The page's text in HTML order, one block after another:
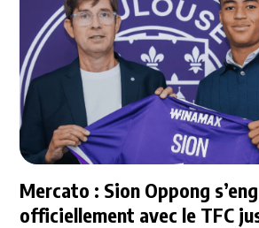
Mercato : Sion Oppong
officiellement avec le TFC